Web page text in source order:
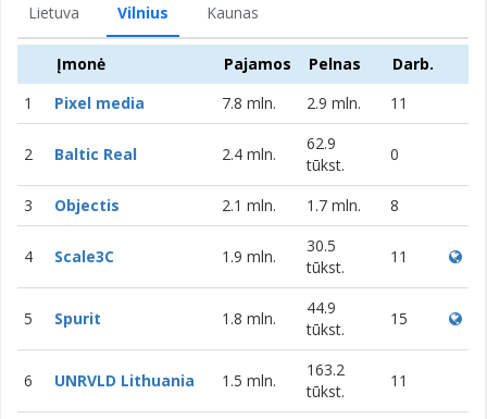
Lietuva Vilnius Kaunas
Įmonė Pajamos Pelnas
Darb.
1
Pixel media 7.8 mln. 2.9 mln. 11
2 Baltic Real 2.4 mln.
62.9
tūkst.
0
3 Objectis 2.1 mln. 1.7 mln. 8
4 Scale3C 1.9 mln.
30.5
tūkst.
11
5 Spurit 1.8 mln.
44.9
tūkst.
15
6 UNRVLD Lithuania 1.5 mln.
163.2
tūkst.
11